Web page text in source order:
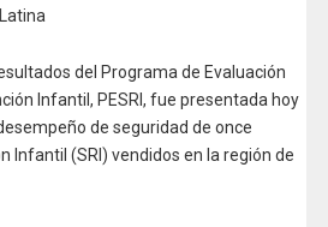
del Programa de Evaluación
Infantil, PESRI, fue presentada hoy
de seguridad de once
Infantil (SRI) vendidos en la región de